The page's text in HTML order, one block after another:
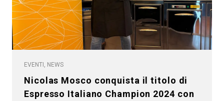
EVENTI, NEWS
Nicolas Mosco conquista il titolo di
Espresso Italiano Champion 2024 con